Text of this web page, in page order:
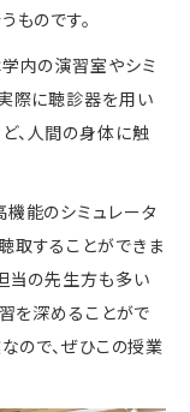
ものです。
内の演習室やシミ
際に聴診器を用い
、人間の身体に触
能のシミュレータ
取することができま
当の先生方も多い
を深めることがで
ので、ぜひこの授業